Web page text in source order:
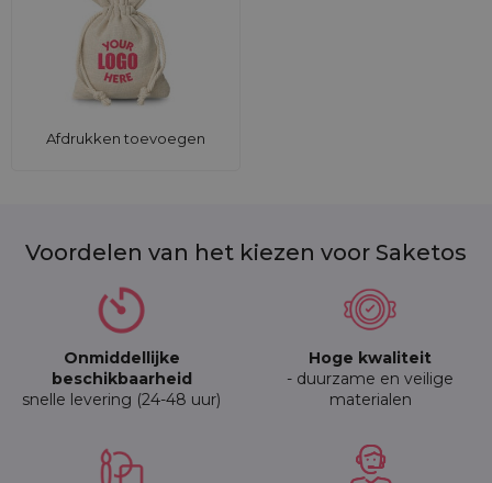
Afdrukken toevoegen
Voordelen van het kiezen voor Saketos
Onmiddellijke
beschikbaarheid
snelle levering (24-48 uur)
Hoge kwaliteit
- duurzame en veilige
materialen